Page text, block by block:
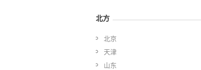
北方
北京
天津
山东